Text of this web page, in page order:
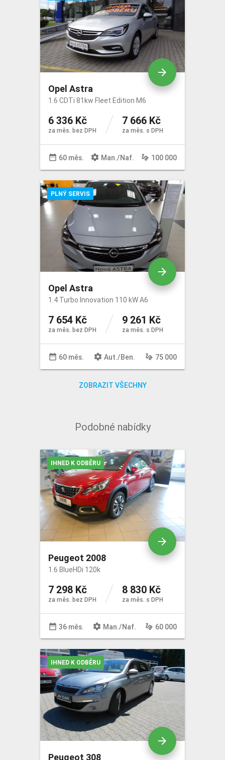
Opel Astra
1.6 CDTi 81kw Fleet Edition M6
6 336 Kč
za měs. bez DPH
7 666 Kč
za měs. s DPH
date_range 60 měs. settings Man./Naf. gesture 100 000
arrow_forward
Opel Astra
1.4 Turbo Innovation 110 kW A6
7 654 Kč
za měs. bez DPH
9 261 Kč
za měs. s DPH
date_range 60 měs. settings Aut./Ben. gesture 75 000
arrow_forward
PLNÝ SERVIS
ZOBRAZIT VŠECHNY
Podobné nabídky
Peugeot 2008
1.6 BlueHDi 120k
7 298 Kč
za měs. bez DPH
8 830 Kč
za měs. s DPH
date_range 36 měs. settings Man./Naf. gesture 60 000
arrow_forward
IHNED K ODBĚRU
Peugeot 308
arrow_forward
IHNED K ODBĚRU